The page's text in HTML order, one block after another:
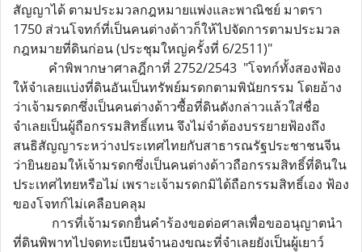
สัญญาได้ ตามประมวลกฎหมายแพ่งและพาณิชย์ มาตรา
1750 ส่วนโจทก์ที่เป็นคนต่างด้าวก็ให้ไปจัดการตามประมวล
กฎหมายที่ดินก่อน (ประชุมใหญ่ครั้งที่ 6/2511)"
คำพิพากษาศาลฎีกาที่ 2752/2543 "โจทก์ทั้งสองฟ้อง
ให้จำเลยแบ่งที่ดินอันเป็นทรัพย์มรดกตามพินัยกรรม โดยอ้าง
ว่าเจ้ามรดกซึ่งเป็นคนต่างด้าวซื้อที่ดินดังกล่าวแล้วใส่ชื่อ
จำเลยเป็นผู้ถือกรรมสิทธิ์แทน จึงไม่จำต้องบรรยายฟ้องถึง
สนธิสัญญาระหว่างประเทศไทยกับสาธารณรัฐประชาชนจีน
ว่ายินยอมให้เจ้ามรดกซึ่งเป็นคนต่างด้าวถือกรรมสิทธิ์ที่ดินใน
ประเทศไทยหรือไม่ เพราะเจ้ามรดกมิได้ถือกรรมสิทธิ์เอง ฟ้อง
ของโจทก์ไม่เคลือบคลุม
การที่เจ้ามรดกยื่นคำร้องขอต่อศาลเพื่อขออนุญาตนำ
ที่ดินพิพาทไปจดทะเบียนจำนองขณะที่จำเลยยังเป็นผู้เยาว์